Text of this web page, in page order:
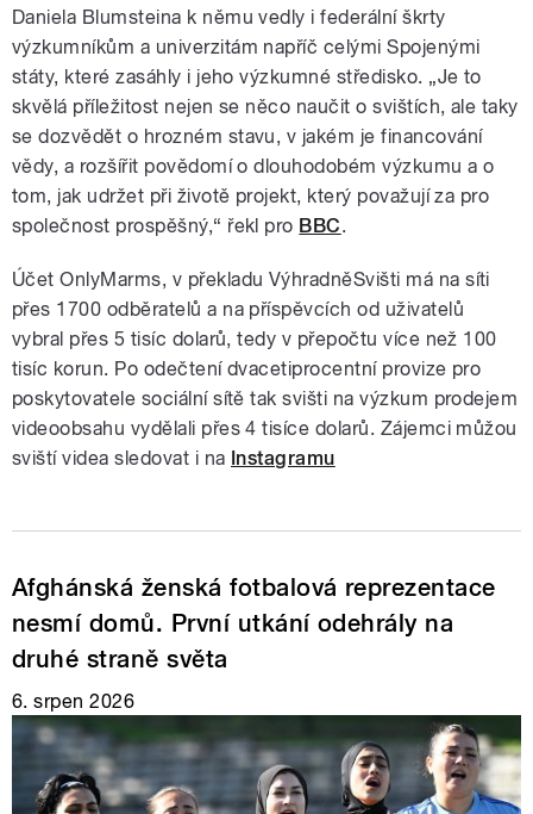
Daniela Blumsteina k němu vedly i federální škrty
výzkumníkům a univerzitám napříč celými Spojenými
státy, které zasáhly i jeho výzkumné středisko. „Je to
skvělá příležitost nejen se něco naučit o svištích, ale taky
se dozvědět o hrozném stavu, v jakém je financování
vědy, a rozšířit povědomí o dlouhodobém výzkumu a o
tom, jak udržet při životě projekt, který považují za pro
společnost prospěšný,“ řekl pro BBC.
Účet OnlyMarms, v překladu VýhradněSvišti má na síti
přes 1700 odběratelů a na příspěvcích od uživatelů
vybral přes 5 tisíc dolarů, tedy v přepočtu více než 100
tisíc korun. Po odečtení dvacetiprocentní provize pro
poskytovatele sociální sítě tak svišti na výzkum prodejem
videoobsahu vydělali přes 4 tisíce dolarů. Zájemci můžou
sviští videa sledovat i na Instagramu
Afghánská ženská fotbalová reprezentace
nesmí domů. První utkání odehrály na
druhé straně světa
6. srpen 2026